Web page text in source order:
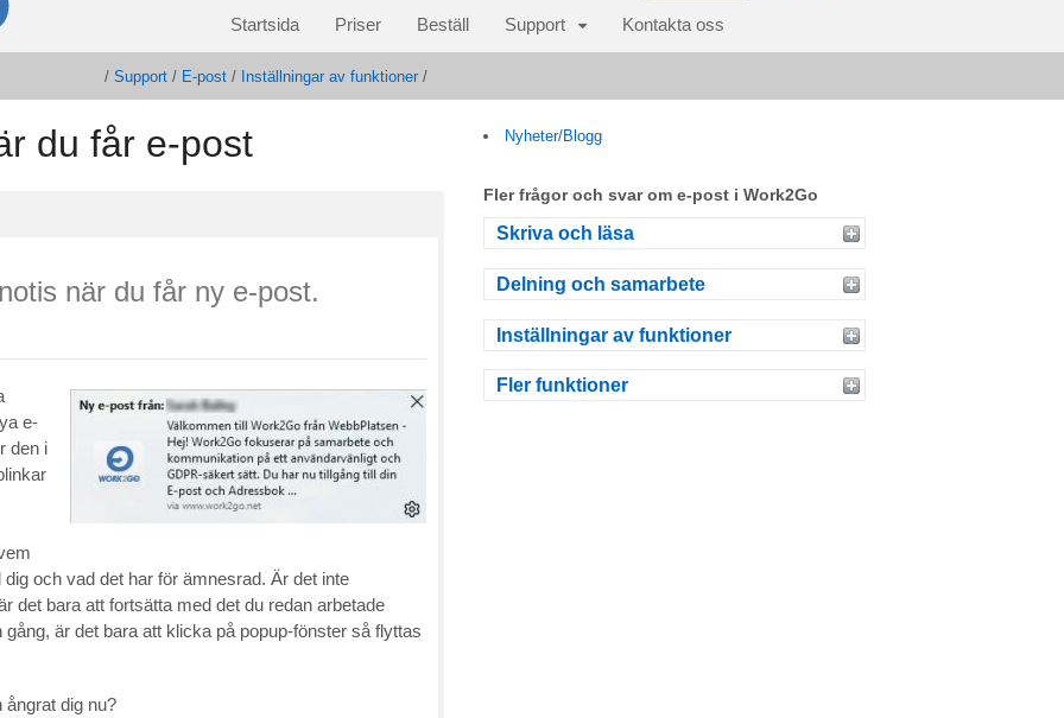
Startsida Priser Beställ Support Kontakta oss
/ Support / E-post / Inställningar av funktioner /
du får e-post
när du får ny e-post.
e-
den i
och vad det har för ämnesrad. Är det inte
det bara att fortsätta med det du redan arbetade
är det bara att klicka på popup-fönster så flyttas
dig nu?
Nyheter/Blogg
Fler frågor och svar om e-post i Work2Go
Skriva och läsa
Delning och samarbete
Inställningar av funktioner
Fler funktioner